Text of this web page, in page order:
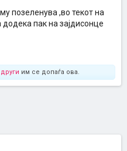
позеленува ,во текот на
пак на зајдисонце
други им се допаѓа ова.